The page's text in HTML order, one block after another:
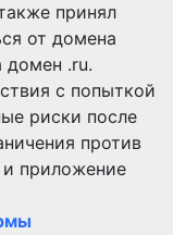
принял
от домена
домен .ru.
с попыткой
риски после
против
приложение